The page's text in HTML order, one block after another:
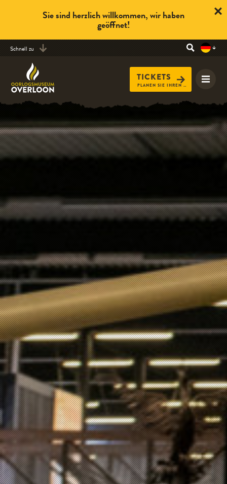
Schnell zu
TICKETS
PLANEN SIE IHREN BESUCH
Sie sind herzlich willkommen, wir haben
geöffnet!